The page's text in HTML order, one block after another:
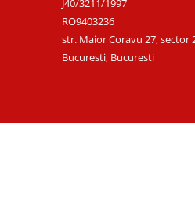
J40/3211/1997
RO9403236
str. Maior Coravu 27, sector
Bucuresti, Bucuresti